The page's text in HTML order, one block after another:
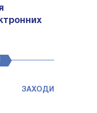
ЗАХОДИ